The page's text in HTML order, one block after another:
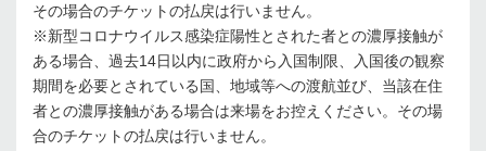
その場合のチケットの払戻は行いません。
※新型コロナウイルス感染症陽性とされた者との濃厚接触が
ある場合、過去14日以内に政府から入国制限、入国後の観察
期間を必要とされている国、地域等への渡航並び、当該在住
者との濃厚接触がある場合は来場をお控えください。その場
合のチケットの払戻は行いません。